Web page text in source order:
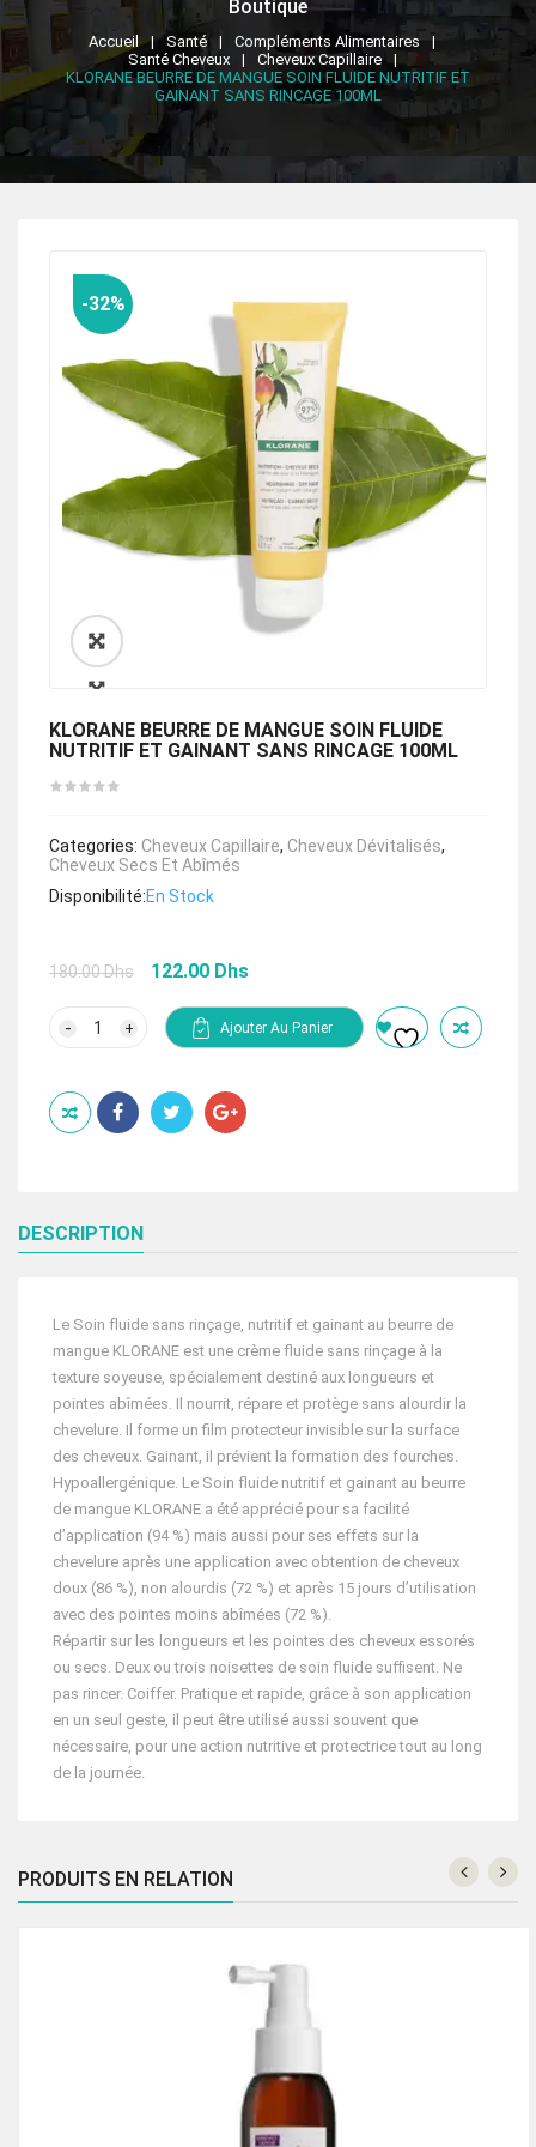
Boutique
Accueil Santé
Compléments Alimentaires
Santé Cheveux
Cheveux Capillaire
KLORANE BEURRE DE MANGUE SOIN FLUIDE NUTRITIF ET
GAINANT SANS RINCAGE 100ML
🔍
-32%
KLORANE BEURRE DE MANGUE SOIN FLUIDE
NUTRITIF ET GAINANT SANS RINCAGE 100ML
Categories: Cheveux Capillaire, Cheveux Dévitalisés,
Cheveux Secs Et Abîmés
Disponibilité:En Stock
180.00Dhs
Le
initial
était :
122.00 Dhs
est :
MANGUE
SOIN
RINCAGE
100ML
Ajouter Au Panier
DESCRIPTION
Le Soin fluide sans rinçage, nutritif et gainant au beurre de
mangue KLORANE est une crème fluide sans rinçage à la
texture soyeuse, spécialement destiné aux longueurs et
pointes abîmées. Il nourrit, répare et protège sans alourdir la
chevelure. Il forme un film protecteur invisible sur la surface
des cheveux. Gainant, il prévient la formation des fourches.
Hypoallergénique. Le Soin fluide nutritif et gainant au beurre
de mangue KLORANE a été apprécié pour sa facilité
d’application (94 %) mais aussi pour ses effets sur la
chevelure après une application avec obtention de cheveux
doux (86 %), non alourdis (72 %) et après 15 jours d’utilisation
avec des pointes moins abîmées (72 %).
Répartir sur les longueurs et les pointes des cheveux essorés
ou secs. Deux ou trois noisettes de soin fluide suffisent. Ne
pas rincer. Coiffer. Pratique et rapide, grâce à son application
en un seul geste, il peut être utilisé aussi souvent que
nécessaire, pour une action nutritive et protectrice tout au long
de la journée.
PRODUITS EN RELATION